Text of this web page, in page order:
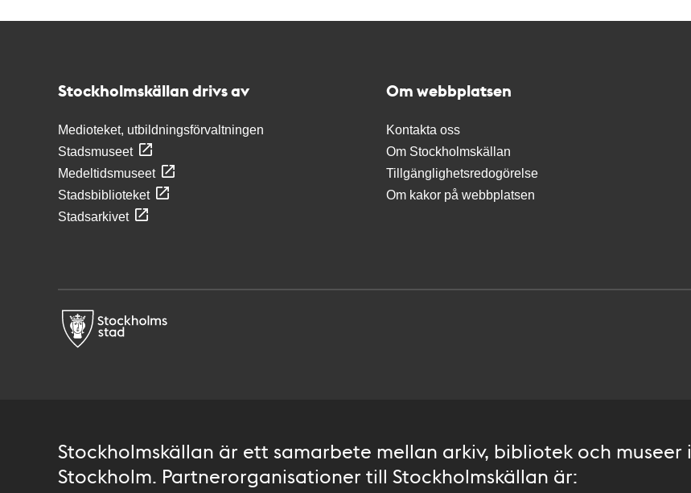
Stockholmskällan drivs av
Medioteket, utbildningsförvaltningen
Stadsmuseet
Medeltidsmuseet
Stadsbiblioteket
Stadsarkivet
Om webbplatsen
Kontakta oss
Om Stockholmskällan
Tillgänglighetsredogörelse
Om kakor på webbplatsen
Stockholmskällan är ett samarbete mellan arkiv, bibliotek och museer i
Stockholm. Partnerorganisationer till Stockholmskällan är: